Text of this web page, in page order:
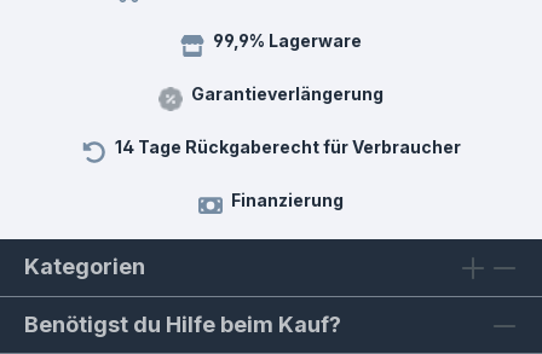
99,9% Lagerware
Garantieverlängerung
14 Tage Rückgaberecht für Verbraucher
Finanzierung
Kategorien
Benötigst du Hilfe beim Kauf?